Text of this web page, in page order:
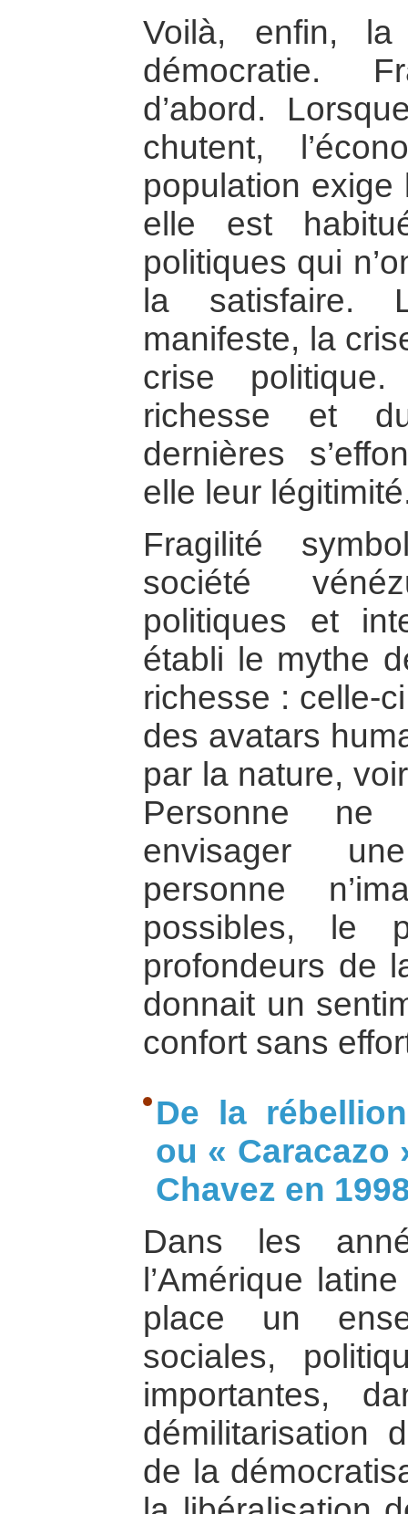
Voilà, enfin, la
démocratie.
d’abord.
chutent,
population
elle est
politiques qui
la satisfaire.
manifeste, la
crise
richesse et
dernières
elle leur
Fragilité
société
politiques et
établi le mythe
richesse : celle-
des avatars
par la nature,
Personne
envisager
personne
possibles, le
profondeurs de
donnait un
confort sans
De la
ou « Caracazo
Chavez en
Dans les
l’Amérique
place un
sociales,
importantes,
démilitarisation
de la